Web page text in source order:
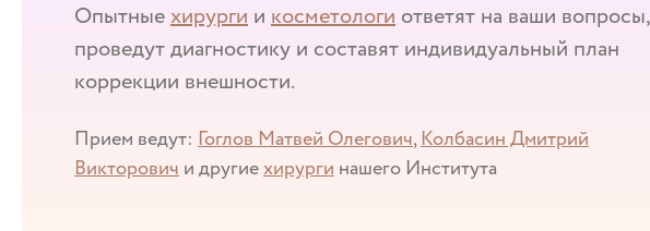
Опытныехирурги и косметологи ответят на ваши вопросы,
проведут диагностику и составят индивидуальный план
коррекции внешности.
Прием ведут: Гоглов Матвей Олегович,Колбасин Дмитрий
Викторовичи другиехирургинашего Института